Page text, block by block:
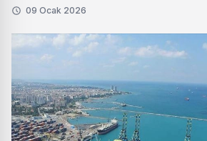
09 Ocak 2026